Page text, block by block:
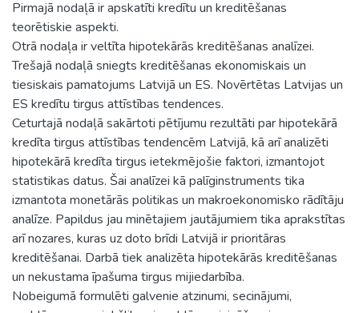
Pirmajā nodaļā ir apskatīti kredītu un kreditēšanas
teorētiskie aspekti.
Otrā nodaļa ir veltīta hipotekārās kreditēšanas analīzei.
Trešajā nodaļā sniegts kreditēšanas ekonomiskais un
tiesiskais pamatojums Latvijā un ES. Novērtētas Latvijas un
ES kredītu tirgus attīstības tendences.
Ceturtajā nodaļā sakārtoti pētījumu rezultāti par hipotekārā
kredīta tirgus attīstības tendencēm Latvijā, kā arī analizēti
hipotekārā kredīta tirgus ietekmējošie faktori, izmantojot
statistikas datus. Šai analīzei kā palīginstruments tika
izmantota monetārās politikas un makroekonomisko rādītāju
analīze. Papildus jau minētajiem jautājumiem tika aprakstītas
arī nozares, kuras uz doto brīdi Latvijā ir prioritāras
kreditēšanai. Darbā tiek analizēta hipotekārās kreditēšanas
un nekustama īpašuma tirgus mijiedarbība.
Nobeigumā formulēti galvenie atzinumi, secinājumi,